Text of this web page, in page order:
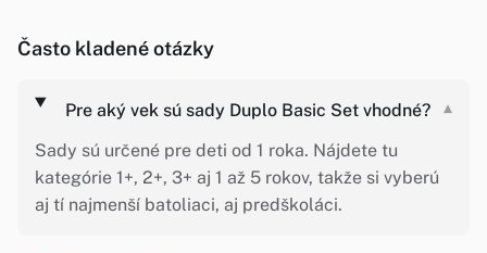
Často kladené otázky
Pre aký vek sú sady Duplo Basic Set vhodné?
▾
Sady sú určené pre deti od 1 roka. Nájdete tu
kategórie 1+, 2+, 3+ aj 1 až 5 rokov, takže si vyberú
aj tí najmenší batoliaci, aj predškoláci.